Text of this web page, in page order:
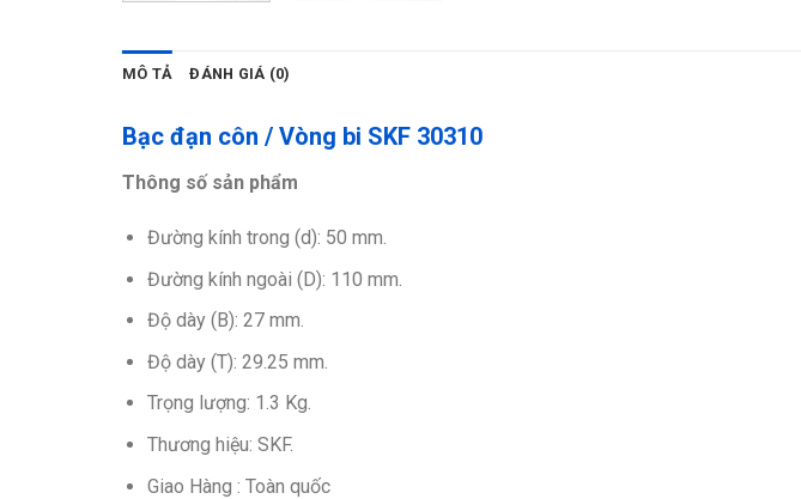
MÔ TẢ ĐÁNH GIÁ (0)
Bạc đạn côn / Vòng bi SKF 30310
Thông số sản phẩm
Đường kính trong (d): 50 mm.
Đường kính ngoài (D): 110 mm.
Độ dày (B): 27 mm.
Độ dày (T): 29.25 mm.
Trọng lượng: 1.3 Kg.
Thương hiệu: SKF.
Giao Hàng : Toàn quốc